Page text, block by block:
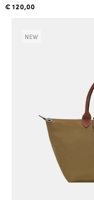
€ 120,00
NEW